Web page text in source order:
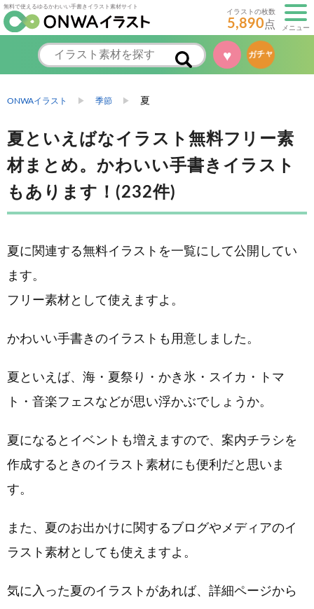
無料で使えるゆるかわいい手書きイラスト素材サイト
イラストの枚数
5,890点 メニュー
♥ ガチャ
ONWAイラスト 季節 夏
夏といえばなイラスト無料フリー素
材まとめ。かわいい手書きイラスト
もあります！(232件)
夏に関連する無料イラストを一覧にして公開してい
ます。
フリー素材として使えますよ。
かわいい手書きのイラストも用意しました。
夏といえば、海・夏祭り・かき氷・スイカ・トマ
ト・音楽フェスなどが思い浮かぶでしょうか。
夏になるとイベントも増えますので、案内チラシを
作成するときのイラスト素材にも便利だと思いま
す。
また、夏のお出かけに関するブログやメディアのイ
ラスト素材としても使えますよ。
気に入った夏のイラストがあれば、詳細ページから